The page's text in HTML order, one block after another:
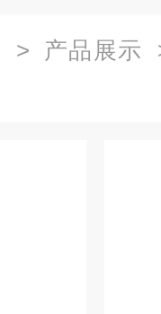
> 产品展示